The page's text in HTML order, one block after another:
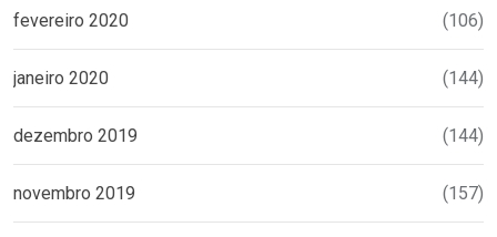
fevereiro 2020 (106)
janeiro 2020 (144)
dezembro 2019 (144)
novembro 2019 (157)